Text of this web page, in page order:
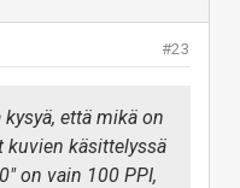
kirjoittanut:
Osa
ei käytä väripyörää
#23
että mikä on
käsittelyssä
on vain 100 PPI,